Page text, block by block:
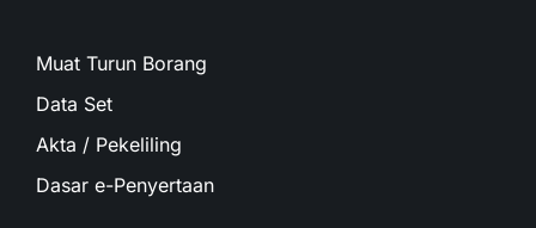
Muat Turun Borang
Data Set
Akta / Pekeliling
Dasar e-Penyertaan